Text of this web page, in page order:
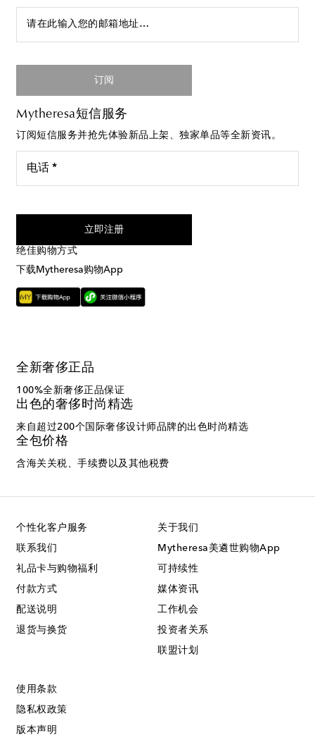
请在此输入您的邮箱地址…
订阅
Mytheresa短信服务
订阅短信服务并抢先体验新品上架、独家单品等全新资讯。
电话 *
立即注册
绝佳购物方式
下载Mytheresa购物App
全新奢侈正品
100%全新奢侈正品保证
出色的奢侈时尚精选
来自超过200个国际奢侈设计师品牌的出色时尚精选
全包价格
含海关关税、手续费以及其他税费
个性化客户服务
联系我们
礼品卡与购物福利
付款方式
配送说明
退货与换货
关于我们
Mytheresa美遴世购物App
可持续性
媒体资讯
工作机会
投资者关系
联盟计划
使用条款
隐私权政策
版本声明